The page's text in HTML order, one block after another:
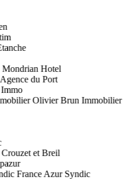
Hotel
du Port
Olivier Brun Immobilier
et Breil
France Azur Syndic